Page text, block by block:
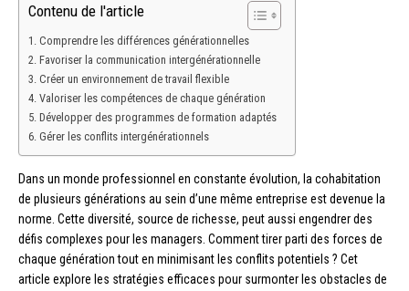
Contenu de l'article
Comprendre les différences générationnelles
Favoriser la communication intergénérationnelle
Créer un environnement de travail flexible
Valoriser les compétences de chaque génération
Développer des programmes de formation adaptés
Gérer les conflits intergénérationnels
Dans un monde professionnel en constante évolution, la cohabitation
de plusieurs générations au sein d’une même entreprise est devenue la
norme. Cette diversité, source de richesse, peut aussi engendrer des
défis complexes pour les managers. Comment tirer parti des forces de
chaque génération tout en minimisant les conflits potentiels ? Cet
article explore les stratégies efficaces pour surmonter les obstacles de